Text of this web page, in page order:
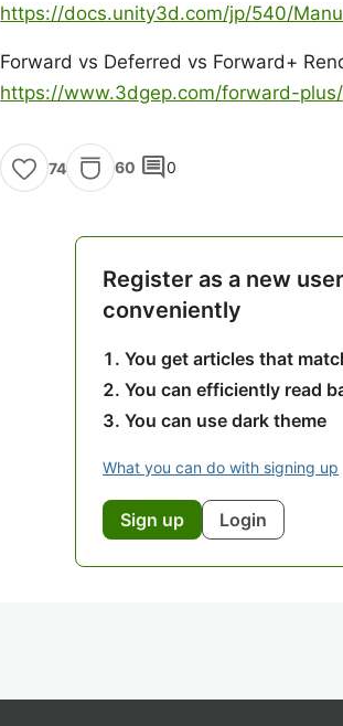
https://docs.unity3d.com/jp/540/
Forward vs Deferred vs Forward+
https://www.3dgep.com/forward-plus/
74 60 comment0
Register as a new
conveniently
You get articles that
You can efficiently read
You can use dark theme
What you can do with signing up
Sign up Login